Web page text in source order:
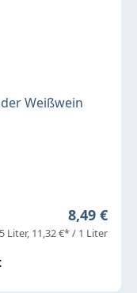
Weißwein
Regulärer
8,49 €
Liter 11,32 €* / 1 Liter